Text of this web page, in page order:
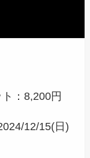
：8,200円
12/15(日)